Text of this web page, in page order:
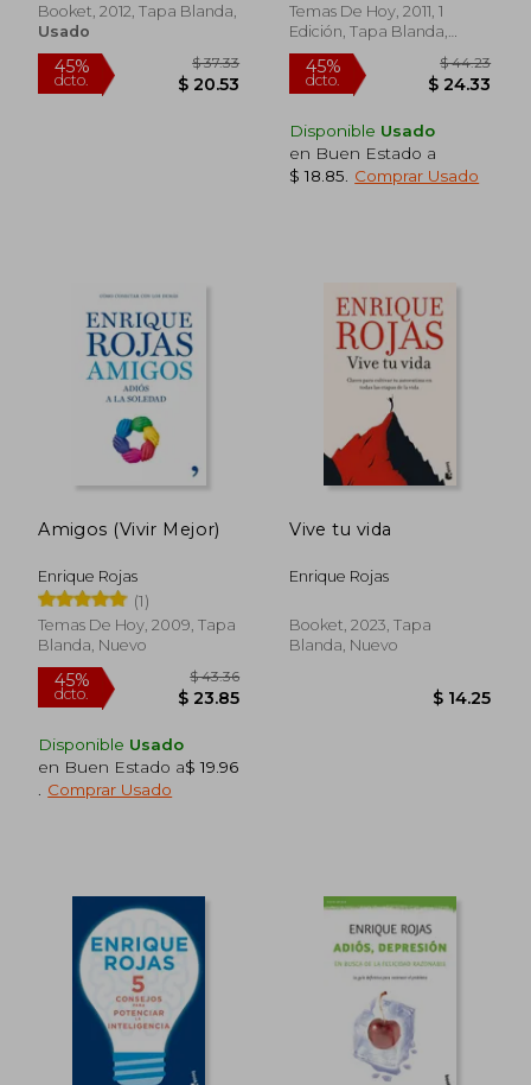
Booket, 2012, Tapa Blanda,
Usado
Temas De Hoy, 2011, 1
Edición, Tapa Blanda,
Nuevo
Disponible Usado
en Buen Estado a
$ 18.85
Comprar Usado
Amigos (Vivir Mejor)
Enrique Rojas
(1)
Temas De Hoy, 2009, Tapa
Blanda, Nuevo
Disponible Usado
en Buen Estado a$ 19.96
Comprar Usado
Vive tu vida
Enrique Rojas
Booket, 2023, Tapa
Blanda, Nuevo